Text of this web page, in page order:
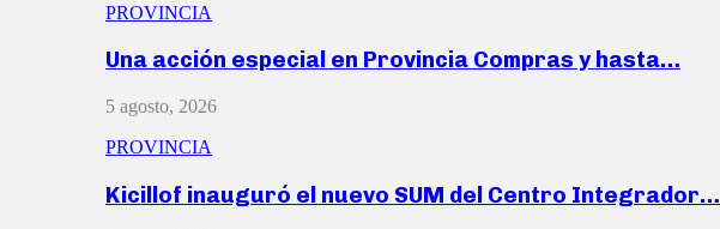
PROVINCIA
Una acción especial en Provincia Compras y hasta…
5 agosto, 2026
PROVINCIA
Kicillof inauguró el nuevo SUM del Centro Integrador…